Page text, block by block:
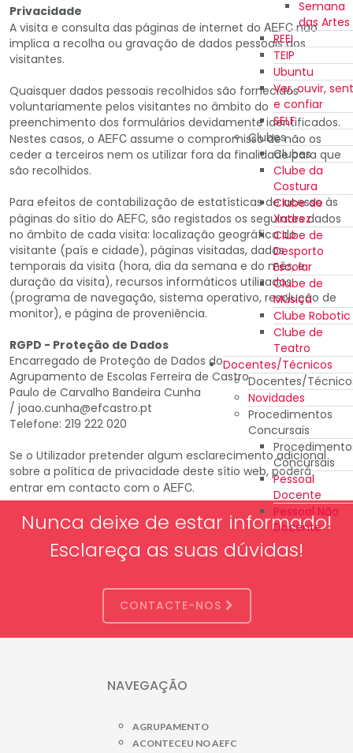
Semana
das Artes
REEI
TEIP
Ubuntu
Ver, ouvir,
e confiar
SELF
Clubes
Clubes
Clube da
Costura
Clube de
Xadrez
Clube de
Desporto
Escolar
Clube de
Música
Clube Robotic
Clube de
Teatro
Docentes/Técnicos
Docentes/
Novidades
Procedimentos
Concursais
Concursais
Pessoal
Docente
Pessoal Não
Docente
Privacidade
A visita e consulta das páginas de internet do AEFCnão
implica a recolha ou gravação de dados pessoais dos
visitantes.
Quaisquer dados pessoais recolhidos são fornecidos
voluntariamente pelos visitantes no âmbito do
preenchimento dos formulários devidamente identificados.
Nestes casos, o AEFC assume o compromisso de não os
ceder a terceiros nem os utilizar fora da finalidade para que
são recolhidos.
Para efeitos de contabilização de estatísticas de acesso às
páginas do sítio do AEFC, são registados os seguintes dados
no âmbito de cada visita: localização geográfica do
visitante (país e cidade), páginas visitadas, dados
temporais da visita (hora, dia da semana e do mês, e
duração da visita), recursos informáticos utilizados
(programa de navegação, sistema operativo, resolução de
monitor), e página de proveniência.
RGPD - Proteção de Dados
Encarregado de Proteção de Dados do
Agrupamento de Escolas Ferreira de Castro
Paulo de Carvalho Bandeira Cunha
/ joao.cunha@efcastro.pt
Telefone: 219 222 020
Se o Utilizador pretender algum esclarecimento adicional
sobre a política de privacidade deste sítio web, poderá
entrar em contacto com o AEFC.
Nunca deixe de estar informado!
Esclareça as suas dúvidas!
CONTACTE-NOS
NAVEGAÇÃO
AGRUPAMENTO
ACONTECEU NO AEFC